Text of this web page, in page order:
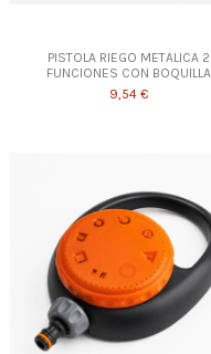
PISTOLA RIEGO METALICA 2
FUNCIONES CON BOQUILLA
9,54 €